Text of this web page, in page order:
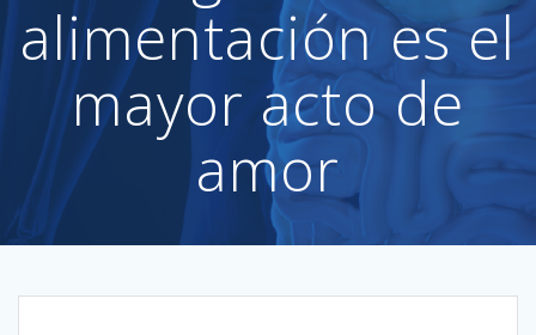
alimentación es el
mayor acto de
amor